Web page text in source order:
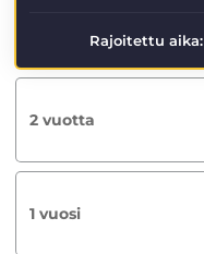
Rajoitettu aika:
2 vuotta
1 vuosi